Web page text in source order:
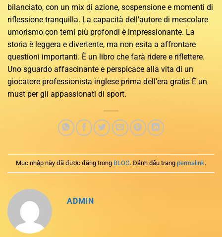
bilanciato, con un mix di azione, sospensione e momenti di
riflessione tranquilla. La capacità dell’autore di mescolare
umorismo con temi più profondi è impressionante. La
storia è leggera e divertente, ma non esita a affrontare
questioni importanti. È un libro che farà ridere e riflettere.
Uno sguardo affascinante e perspicace alla vita di un
giocatore professionista inglese prima dell’era gratis È un
must per gli appassionati di sport.
Mục nhập này đã được đăng trong BLOG. Đánh dấu trang permalink.
ADMIN